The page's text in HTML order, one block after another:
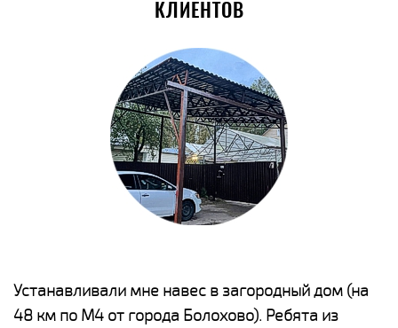
КЛИЕНТОВ
Устанавливали мне навес в загородный дом (на
48 км по М4 от города Болохово). Ребята из